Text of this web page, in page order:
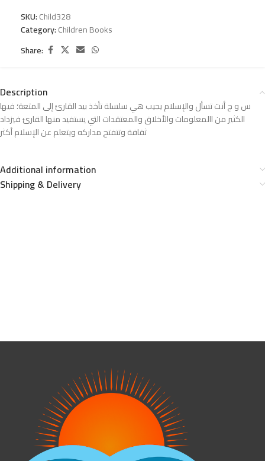
SKU:Child328
Category:Children Books
Share:
Description
س و ج أنت تسأل والإسلام يجيب هي سلسلة تأخذ بيد القارئ إلى المتعة؛ فيها
الكثير من االمعلومات والأخلاق والمعتقدات التي يستفيد منها القارئ فيزداد
ثقافة وتتفتح مداركه ويتعلم عن الإسلام أكثر
Additional information
Shipping & Delivery